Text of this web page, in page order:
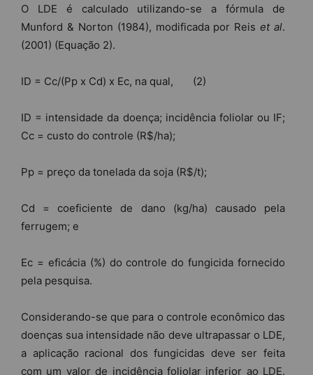
O LDE é calculado utilizando-se a fórmula de
Munford & Norton (1984), modificada por Reiset al.
(2001) (Equação 2).
ID = Cc/(Pp x Cd) x Ec, na qual, (2)
ID = intensidade da doença; incidência foliolar ou IF;
Cc = custo do controle (R$/ha);
Pp = preço da tonelada da soja (R$/t);
Cd = coeficiente de dano (kg/ha) causado pela
ferrugem; e
Ec = eficácia (%) do controle do fungicida fornecido
pela pesquisa.
Considerando-se que para o controle econômico das
doenças sua intensidade não deve ultrapassar o LDE,
a aplicação racional dos fungicidas deve ser feita
com um valor de incidência foliolar inferior ao LDE.